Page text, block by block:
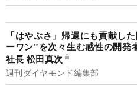
「はやぶさ」帰還にも貢献し
ーワン”を次々生む感性の開発
社長 松田真次
週刊ダイヤモンド編集部